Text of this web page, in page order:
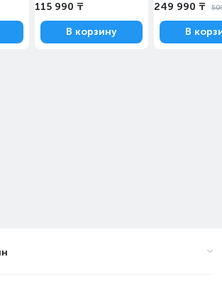
115 990 ₸
В корзину
249 990 ₸
В